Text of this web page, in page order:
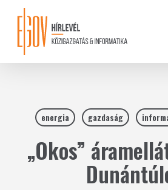
content
energia gazdaság
„Okos”